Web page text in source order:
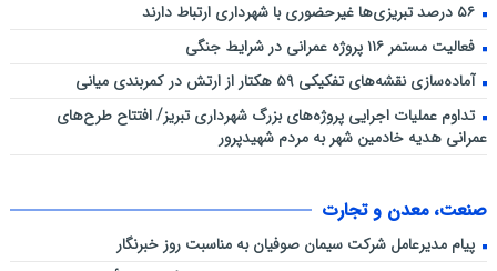
۵۶ درصد تبریزی‌ها غیرحضوری با شهرداری ارتباط دارند
فعالیت مستمر ۱۱۶ پروژه عمرانی در شرایط جنگی
آماده‌سازی نقشه‌های تفکیکی ۵۹ هکتار از ارتش در کمربندی میانی
تداوم عملیات اجرایی پروژه‌های بزرگ شهرداری تبریز/ افتتاح طرح‌های
عمرانی هدیه خادمین شهر به مردم شهیدپرور
صنعت، معدن و تجارت
پیام مدیرعامل شرکت سیمان صوفیان به مناسبت روز خبرنگار